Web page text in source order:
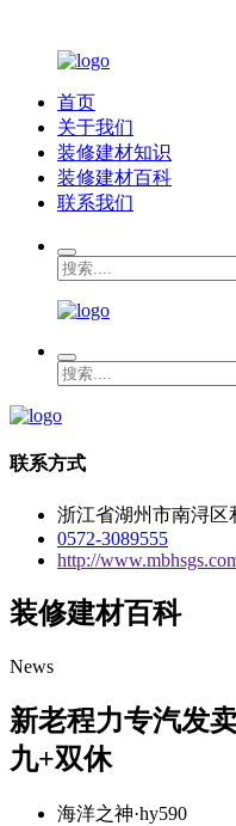
首页
关于我们
装修建材知识
装修建材百科
联系我们
联系方式
浙江省湖州市南浔区
0572-3089555
http://
装修建材百科
News
新老程力专汽发
九+双休
海洋之神·hy590